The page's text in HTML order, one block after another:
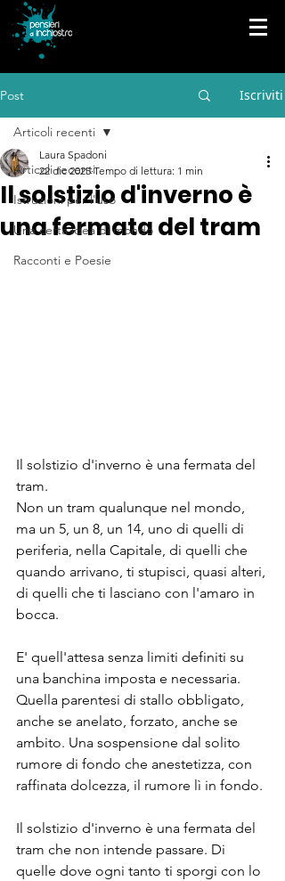
Post Iscriviti
Articoli recenti
Istruzioni per l'uso
Una certa idea di mondo
Racconti e Poesie
Articoli recenti
Il solstizio d'inverno è
una fermata del tram
Laura Spadoni
22 dic 2025 Tempo di lettura: 1 min
Il solstizio d'inverno è una fermata del
tram.
Non un tram qualunque nel mondo,
ma un 5, un 8, un 14, uno di quelli di
periferia, nella Capitale, di quelli che
quando arrivano, ti stupisci, quasi alteri,
di quelli che ti lasciano con l'amaro in
bocca.
E' quell'attesa senza limiti definiti su
una banchina imposta e necessaria.
Quella parentesi di stallo obbligato,
anche se anelato, forzato, anche se
ambito. Una sospensione dal solito
rumore di fondo che anestetizza, con
raffinata dolcezza, il rumore lì in fondo.
Il solstizio d'inverno è una fermata del
tram che non intende passare. Di
quelle dove ogni tanto ti sporgi con lo